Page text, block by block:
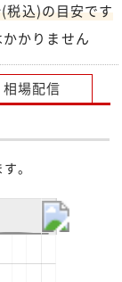
税込)の目安です
かりません
相場配信
。
2020